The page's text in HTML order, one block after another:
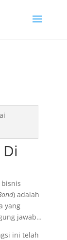
) adalah
yang
jawab…
ini telah